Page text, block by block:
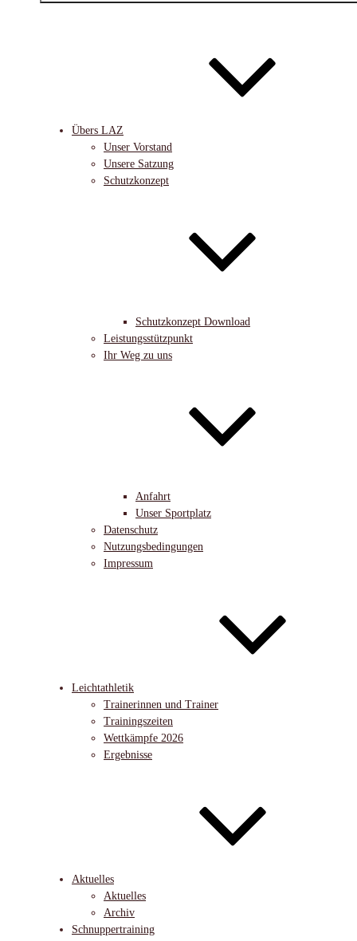
Übers LAZ
Unser Vorstand
Unsere Satzung
Schutzkonzept
Schutzkonzept Download
Leistungsstützpunkt
Ihr Weg zu uns
Anfahrt
Unser Sportplatz
Datenschutz
Nutzungsbedingungen
Impressum
Leichtathletik
Trainerinnen und Trainer
Trainingszeiten
Wettkämpfe 2026
Ergebnisse
Aktuelles
Aktuelles
Archiv
Schnuppertraining